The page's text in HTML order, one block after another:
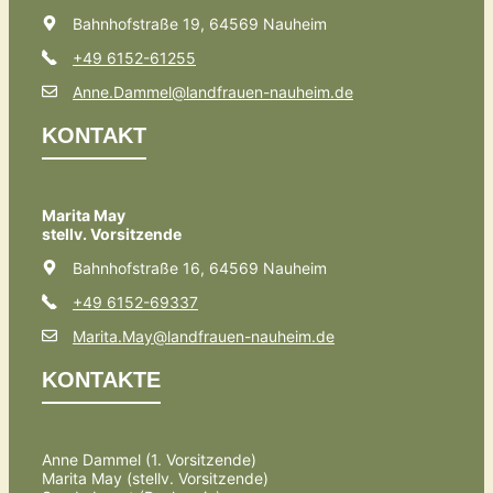
Bahnhofstraße 19, 64569 Nauheim
+49 6152-61255
Anne.Dammel@landfrauen-nauheim.de
KONTAKT
Marita May
stellv. Vorsitzende
Bahnhofstraße 16, 64569 Nauheim
+49 6152-69337
Marita.May@landfrauen-nauheim.de
KONTAKTE
Anne Dammel (1. Vorsitzende)
Marita May (stellv. Vorsitzende)